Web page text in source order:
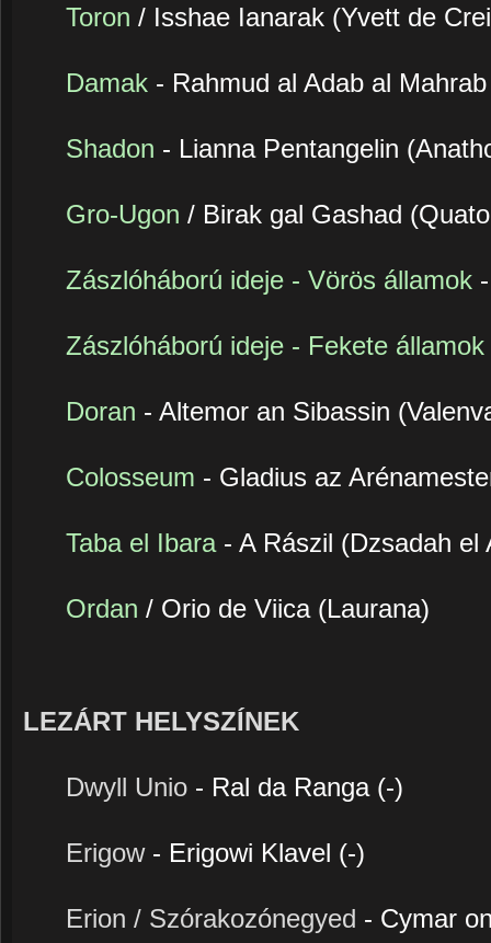
Toron / Isshae Ianarak (Yvett de
Damak - Rahmud al Adab al
Shadon - Lianna Pentangelin
Gro-Ugon / Birak gal Gashad
Zászlóháború ideje - Vörös államok
Zászlóháború ideje - Fekete államok
Doran - Altemor an Sibassin
Colosseum - Gladius az
Taba el Ibara - A Rászil (Dzsadah el
Ordan / Orio de Viica (Laurana)
LEZÁRT HELYSZÍNEK
Dwyll Unio - Ral da Ranga (-)
Erigow - Erigowi Klavel (-)
Erion / Szórakozónegyed - Cymar